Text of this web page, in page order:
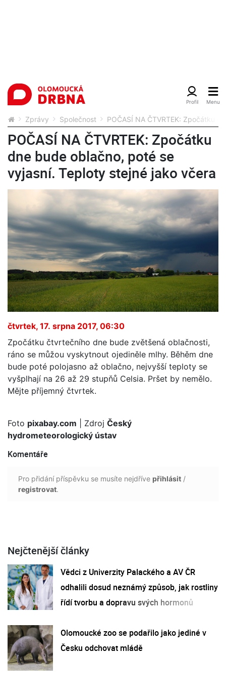
Zprávy Společnost POČASÍ NA ČTVRTEK: Zpočátku
POČASÍ NA ČTVRTEK: Zpočátku
dne bude oblačno, poté se
vyjasní. Teploty stejné jako včera
čtvrtek, 17. srpna 2017, 06:30
Zpočátku čtvrtečního dne bude zvětšená oblačnosti,
ráno se můžou vyskytnout ojediněle mlhy. Běhěm dne
bude poté polojasno až oblačno, nejvyšší teploty se
vyšplhají na 26 až 29 stupňů Celsia. Pršet by nemělo.
Mějte příjemný čtvrtek.
Foto pixabay.com | Zdroj Český
hydrometeorologický ústav
Komentáře
Pro přidání příspěvku se musíte nejdříve přihlásit /
registrovat.
Nejčtenější články
Vědci z Univerzity Palackého a AV ČR
odhalili dosud neznámý způsob, jak rostliny
řídí tvorbu a dopravu svých hormonů
Olomoucké zoo se podařilo jako jediné v
Česku odchovat mládě